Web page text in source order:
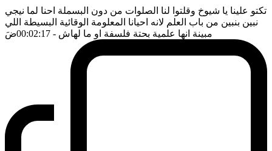
تكتو علينا يا شيوخ وقلتوا لنا الصلوات من دون البسملة احنا لما نيجي
نبين بنبين من باب العلم لانه احيانا المعلومة الوقائية البسيطة اللي
مبينة انها علمية بحتة فلسفة او ما لهاش - 00:02:17 ضَ